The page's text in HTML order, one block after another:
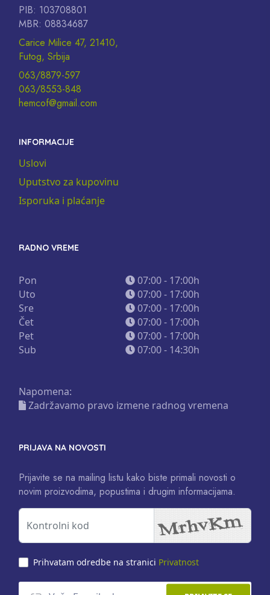
PIB: 103708801
MBR: 08834687
Carice Milice 47, 21410,
Futog, Srbija
063/8879-597
063/8553-848
hemcof@gmail.com
INFORMACIJE
Uslovi
Uputstvo za kupovinu
Isporuka i plaćanje
RADNO VREME
Pon
07:00 - 17:00h
Uto
07:00 - 17:00h
Sre
07:00 - 17:00h
Čet
07:00 - 17:00h
Pet
07:00 - 17:00h
Sub
07:00 - 14:30h
Napomena:
Zadržavamo pravo izmene radnog vremena
PRIJAVA NA NOVOSTI
Prijavite se na mailing listu kako biste primali novosti o
novim proizvodima, popustima i drugim informacijama.
Prihvatam odredbe na stranici Privatnost